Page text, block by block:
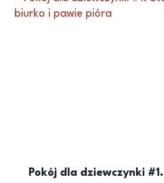
Pokój dla dziewczynki